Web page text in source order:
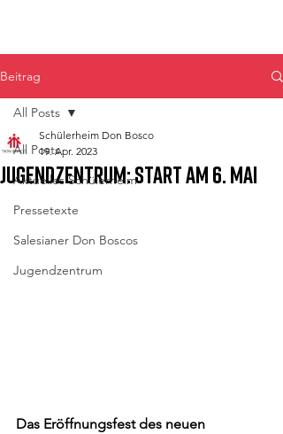
Beitrag
All Posts
Aktuelles Schülerheim
Pressetexte
Salesianer Don Boscos
Jugendzentrum
All Posts
Jugendzentrum: Start am 6. Mai
Schülerheim Don Bosco
19. Apr. 2023
Das Eröffnungsfest des neuen